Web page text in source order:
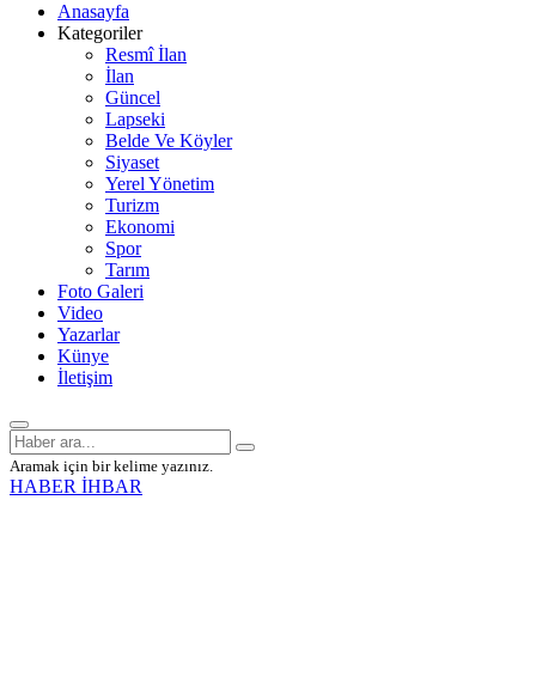
Anasayfa
Kategoriler
Resmî İlan
İlan
Güncel
Lapseki
Belde Ve Köyler
Siyaset
Yerel Yönetim
Turizm
Ekonomi
Spor
Tarım
Foto Galeri
Video
Yazarlar
Künye
İletişim
Aramak için bir kelime yazınız.
HABER İHBAR